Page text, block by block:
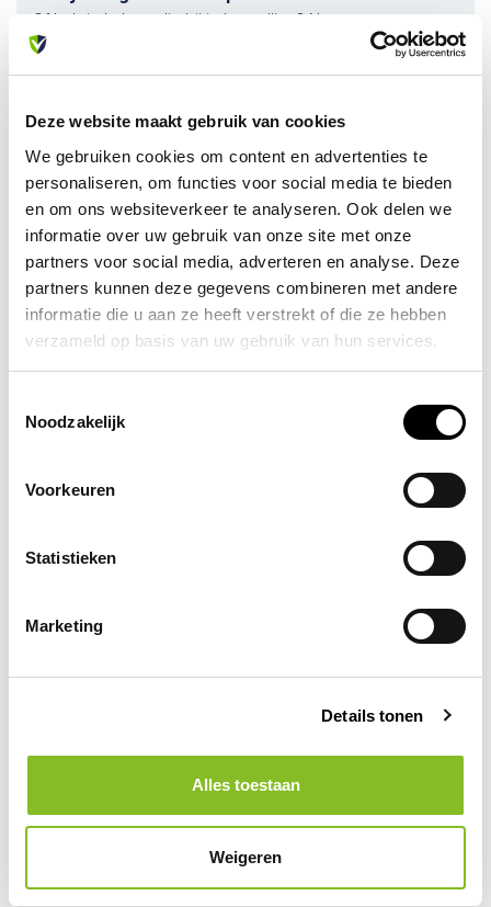
Deze website maakt gebruik van cookies
We gebruiken cookies om content en advertenties te
personaliseren, om functies voor social media te bieden
en om ons websiteverkeer te analyseren. Ook delen we
informatie over uw gebruik van onze site met onze
partners voor social media, adverteren en analyse. Deze
partners kunnen deze gegevens combineren met andere
informatie die u aan ze heeft verstrekt of die ze hebben
verzameld op basis van uw gebruik van hun services.
Noodzakelijk
Voorkeuren
Statistieken
Marketing
Details tonen
Alles toestaan
Weigeren
Of heb je hulp nodig bij je bestelling? Neem contact op
met onze klantenservice. We helpen je graag verder!
info@allesveilig.nl
Recent bekeken
-8%
Op voorraad
pleisterdispenser
38,00 35,00